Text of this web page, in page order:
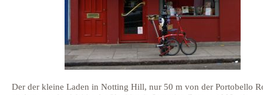
Der der kleine Laden in Notting Hill, nur 50 m von der Portobello